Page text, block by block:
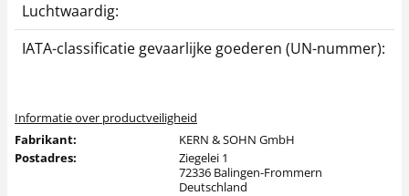
Luchtwaardig:
IATA-classificatie gevaarlijke goederen (UN-nummer):
Informatie over productveiligheid
Fabrikant:
KERN & SOHN GmbH
Postadres:
Ziegelei 1
72336 Balingen-Frommern
Deutschland